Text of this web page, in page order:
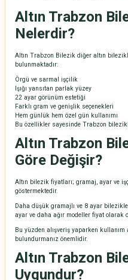
Altın Trabzon
Nelerdir?
Altın Trabzon Bilezik diğer altın
bulunmaktadır:
Örgü ve sarmal işçilik
Işığı yansıtan parlak yüzey
22 ayar görünüm estetiği
Farklı gram ve genişlik seçenekleri
Hem günlük hem özel gün kullanımı
Bu özellikler sayesinde Trabzon
Altın Trabzon
Göre Değişir?
Altın bilezik fiyatları; gramaj, ayar ve
göstermektedir.
Daha düşük gramajlı ve 8 ayar
ayar ve daha ağır modeller fiyat olarak
Bu yüzden alışveriş yaparken kullanım
bulundurmanız önemlidir.
Altın Trabzon
Uygundur?